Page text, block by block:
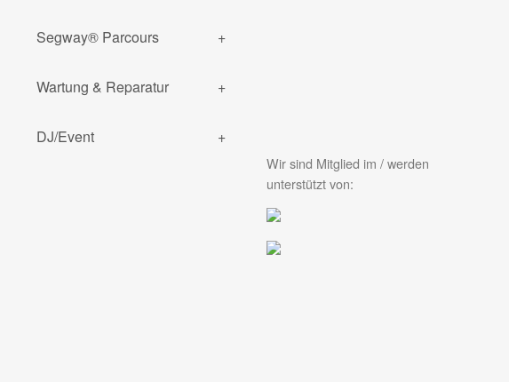
Segway® Parcours
Wartung & Reparatur
DJ/Event
Wir sind Mitglied im / werden
unterstützt von: